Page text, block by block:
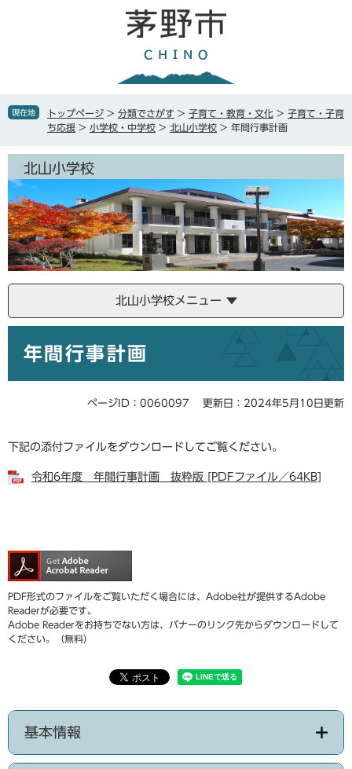
で
ば
本
現在地 トップページ > 分類でさがす > 子育て・教育・文化 > 子育て・子育
ち応援 > 小学校・中学校 > 北山小学校 > 年間行事計画
北山小学校
北山小学校メニュー
年間行事計画
ページID：0060097 更新日：2024年5月10日更新
下記の添付ファイルをダウンロードしてご覧ください。
令和6年度 年間行事計画 抜粋版 [PDFファイル／64KB]
PDF形式のファイルをご覧いただく場合には、Adobe社が提供するAdobe
Readerが必要です。
Adobe Readerをお持ちでない方は、バナーのリンク先からダウンロードして
ください。（無料）
基本情報